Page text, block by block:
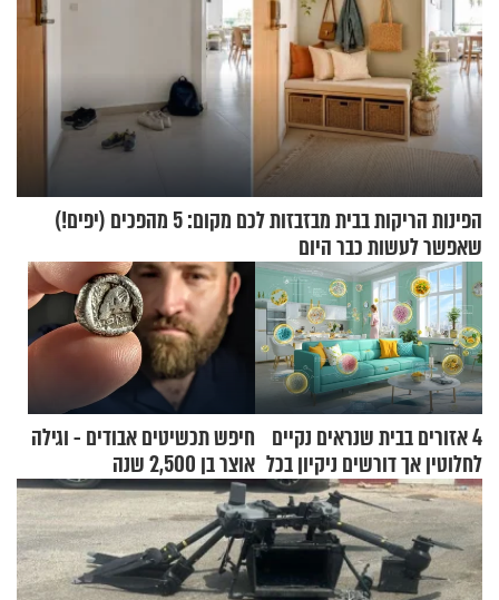
הפינות הריקות בבית מבזבזות לכם מקום: 5 מהפכים (יפים!)
שאפשר לעשות כבר היום
4 אזורים בבית שנראים נקיים
לחלוטין אך דורשים ניקיון בכל
סוף שבוע
חיפש תכשיטים אבודים - וגילה
אוצר בן 2,500 שנה